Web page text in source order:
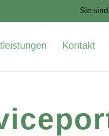
Sie
Kontakt